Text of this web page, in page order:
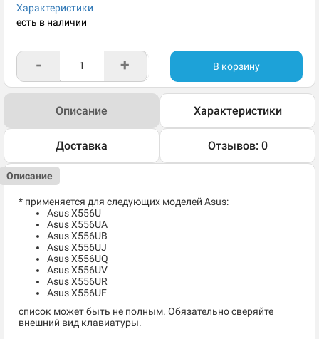
Характеристики
есть в наличии
- + В корзину
Описание Характеристики
Доставка Отзывов: 0
Описание
* применяется для следующих моделей Asus:
Asus X556U
Asus X556UA
Asus X556UB
Asus X556UJ
Asus X556UQ
Asus X556UV
Asus X556UR
Asus X556UF
список может быть не полным. Обязательно сверяйте
внешний вид клавиатуры.